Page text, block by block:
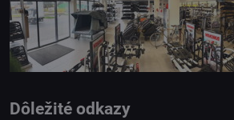
Dôležité odkazy